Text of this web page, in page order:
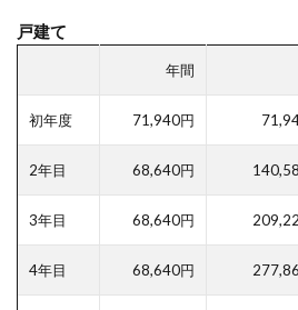
戸建て
年間
初年度 71,940円
2年目 68,640円
3年目 68,640円
4年目 68,640円